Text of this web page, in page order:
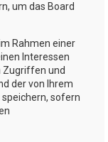
um das Board
Rahmen einer
Interessen
Zugriffen und
der von Ihrem
sofern